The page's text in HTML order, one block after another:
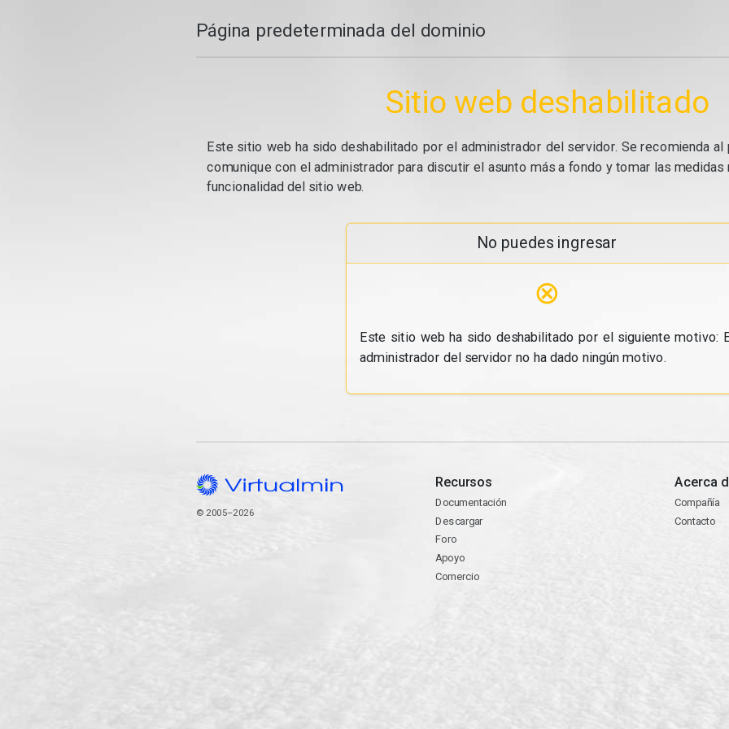
Página predeterminada del dominio
Sitio web deshabilitado
Este sitio web ha sido deshabilitado por el administrador del servidor. Se recomienda
comunique con el administrador para discutir el asunto más a fondo y tomar las medidas
funcionalidad del sitio web.
No puedes ingresar
⊗
Este sitio web ha sido deshabilitado por el siguiente motivo:
administrador del servidor no ha dado ningún motivo.
© 2005–2026
Recursos
Documentación
Descargar
Foro
Apoyo
Comercio
Acerca
Compañía
Contacto